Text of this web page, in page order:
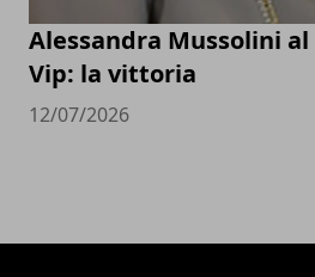
Alessandra Mussolini
Vip: la vittoria
12/07/2026